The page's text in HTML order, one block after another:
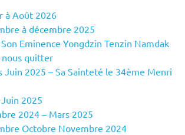
à Août 2026
à décembre 2025
Eminence Yongdzin Tenzin Namdak
nous quitter
Juin 2025 – Sa Sainteté le 34ème Menri
2025
2024 – Mars 2025
Octobre Novembre 2024